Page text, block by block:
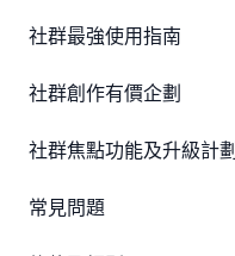
社群最強使用指南
社群創作有價企劃
社群焦點功能及升級計劃
常見問題